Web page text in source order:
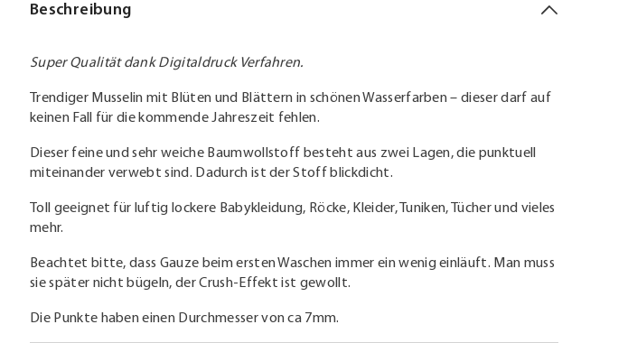
Beschreibung
Super Qualität dank Digitaldruck Verfahren.
Trendiger Musselin mit Blüten und Blättern in schönen Wasserfarben – dieser darf auf
keinen Fall für die kommende Jahreszeit fehlen.
Dieser feine und sehr weiche Baumwollstoff besteht aus zwei Lagen, die punktuell
miteinander verwebt sind. Dadurch ist der Stoff blickdicht.
Toll geeignet für luftig lockere Babykleidung, Röcke, Kleider, Tuniken, Tücher und vieles
mehr.
Beachtet bitte, dass Gauze beim ersten Waschen immer ein wenig einläuft. Man muss
sie später nicht bügeln, der Crush-Effekt ist gewollt.
Die Punkte haben einen Durchmesser von ca 7mm.